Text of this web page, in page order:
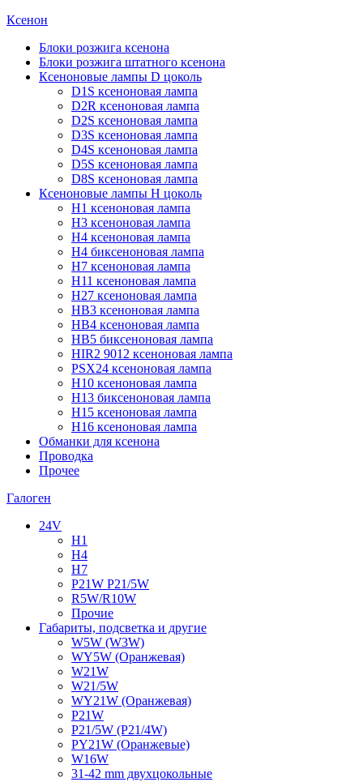
Ксенон
Блоки розжига ксенона
Блоки розжига штатного ксенона
Ксеноновые лампы D цоколь
D1S ксеноновая лампа
D2R ксеноновая лампа
D2S ксеноновая лампа
D3S ксеноновая лампа
D4S ксеноновая лампа
D5S ксеноновая лампа
D8S ксеноновая лампа
Ксеноновые лампы Н цоколь
H1 ксеноновая лампа
H3 ксеноновая лампа
H4 ксеноновая лампа
H4 биксеноновая лампа
H7 ксеноновая лампа
H11 ксеноновая лампа
H27 ксеноновая лампа
HB3 ксеноновая лампа
HB4 ксеноновая лампа
HB5 биксеноновая лампа
HIR2 9012 ксеноновая лампа
PSX24 ксеноновая лампа
H10 ксеноновая лампа
H13 биксеноновая лампа
H15 ксеноновая лампа
H16 ксеноновая лампа
Обманки для ксенона
Проводка
Прочее
Галоген
24V
H1
H4
H7
P21W P21/5W
R5W/R10W
Прочие
Габариты, подсветка и другие
W5W (W3W)
WY5W (Оранжевая)
W21W
W21/5W
WY21W (Оранжевая)
P21W
P21/5W (P21/4W)
PY21W (Оранжевые)
W16W
31-42 mm двухцокольные